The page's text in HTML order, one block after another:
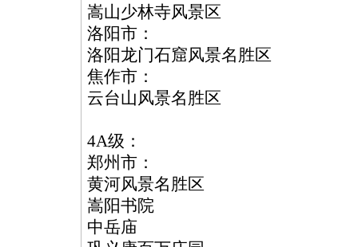
嵩山少林寺风景区
洛阳市：
洛阳龙门石窟风景名胜区
焦作市：
云台山风景名胜区
4A级：
郑州市：
黄河风景名胜区
嵩阳书院
中岳庙